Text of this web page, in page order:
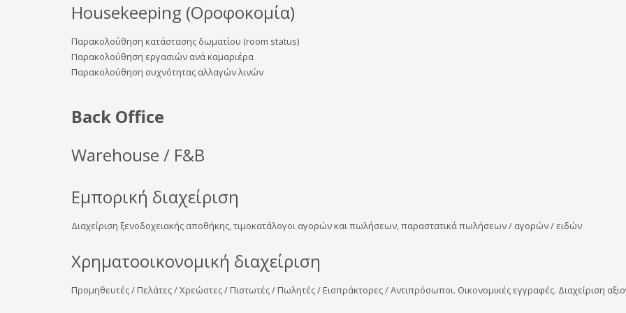
Housekeeping (Οροφοκομία)
Παρακολούθηση κατάστασης δωματίου (room status)
Παρακολούθηση εργασιών ανά καμαριέρα
Παρακολούθηση συχνότητας αλλαγών λινών
Back Office
Warehouse / F&B
Εμπορική διαχείριση
Διαχείριση ξενοδοχειακής αποθήκης, τιμοκατάλογοι αγορών και πωλήσεων, παραστατικά πωλήσεων / αγορών / ειδών
Χρηματοοικονομική διαχείριση
Προμηθευτές / Πελάτες / Χρεώστες / Πιστωτές / Πωλητές / Εισπράκτορες / Αντιπρόσωποι. Οικονομικές εγγραφές. Διαχείριση